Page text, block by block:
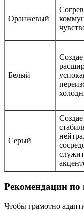
Оранжевый
Белый
Серый
Рекомендации по
Чтобы грамотно